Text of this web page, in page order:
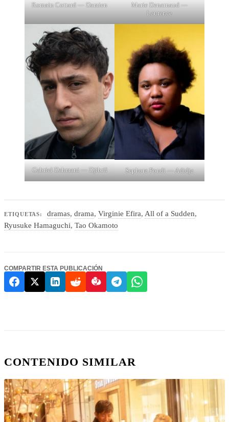
Romain Cottard — Damien
Marie Denarnaud —
Laurence
Gabriel Dahmani — Djibril Sephora Pondi — Adidja
ETIQUETAS: dramas, drama, Virginie Efira, All of a Sudden,
Ryusuke Hamaguchi, Tao Okamoto
COMPARTIR ESTA PUBLICACIÓN
CONTENIDO SIMILAR